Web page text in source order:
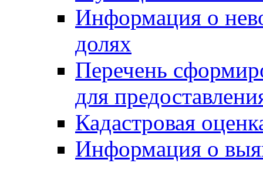
Информация о
долях
Перечень
для
Кадастровая
Информация о